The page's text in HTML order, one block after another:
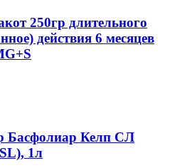
250гр длительного
действия 6 месяцев
Басфолиар Келп СЛ
1л